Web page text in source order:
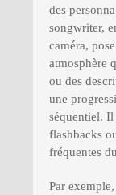
des
songwriter,
caméra,
atmosphère
ou des
une
séquentiel. Il
flashbacks
fréquentes
Par